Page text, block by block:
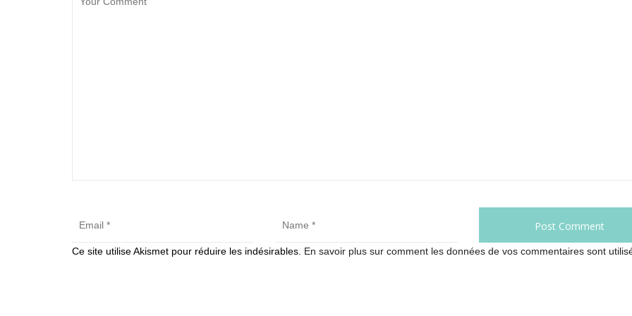
Ce site utilise Akismet pour réduire les indésirables. En savoir plus sur comment les données de vos commentaires sont